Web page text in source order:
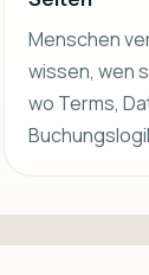
Menschen
wissen, wen
wo Terms,